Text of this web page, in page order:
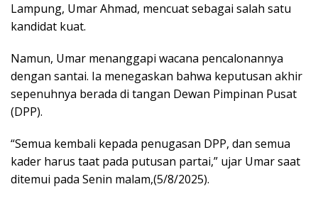
Lampung, Umar Ahmad, mencuat sebagai salah satu
kandidat kuat.
Namun, Umar menanggapi wacana pencalonannya
dengan santai. Ia menegaskan bahwa keputusan akhir
sepenuhnya berada di tangan Dewan Pimpinan Pusat
(DPP).
“Semua kembali kepada penugasan DPP, dan semua
kader harus taat pada putusan partai,” ujar Umar saat
ditemui pada Senin malam,(5/8/2025).